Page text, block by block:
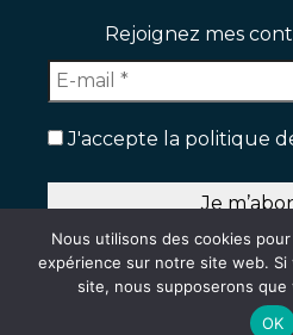
Rejoignez mes
J'accepte la politique
CONTACT Mentions légales Plan du
Nous utilisons des cookies
expérience sur notre site web.
site, nous supposerons
OK